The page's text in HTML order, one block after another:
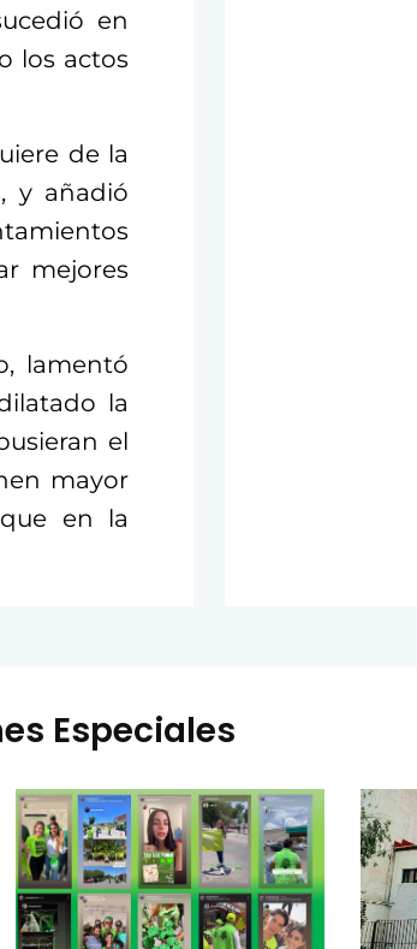
en
los actos
de la
y añadió
mejores
lamentó
la
el
mayor
en la
Especiales